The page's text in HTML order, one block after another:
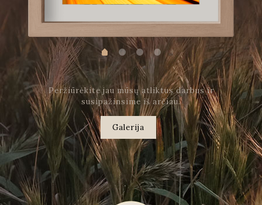
Peržiūrėkite jau mūsų atliktus darbus ir
susipažinsime iš arčiau.
Galerija